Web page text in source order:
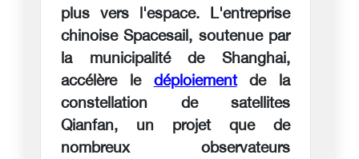
plus vers l'espace. L'entreprise
chinoise Spacesail, soutenue par
la municipalité de Shanghai,
accélère ledéploiementde la
constellation de satellites
Qianfan, un projet que de
nombreux observateurs